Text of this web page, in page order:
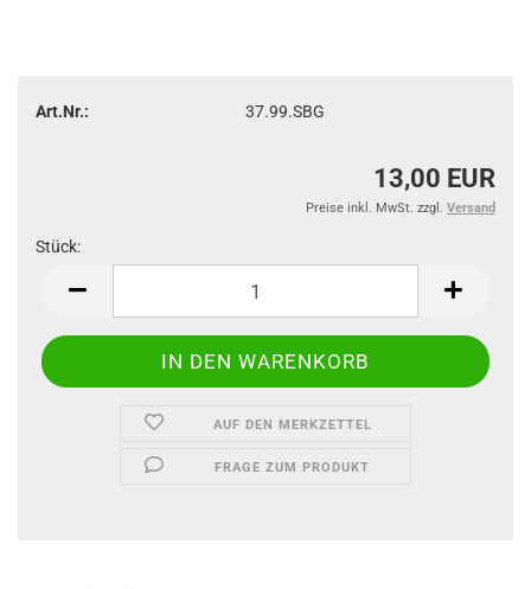
Art.Nr.: 37.99.SBG
13,00 EUR
Preise inkl. MwSt. zzgl. Versand
Stück:
AUF DEN MERKZETTEL
FRAGE ZUM PRODUKT